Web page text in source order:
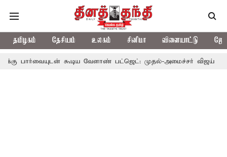
தமிழகம் தேசியம் உலகம் சினிமா விளையாட்டு
கூடிய வேளாண் பட்ஜெட்: முதல்-அமைச்சர் விஜய் தமிழக